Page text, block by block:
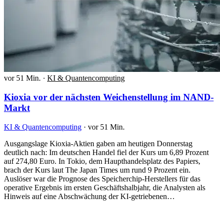
vor 51 Min. · KI & Quantencomputing
Kioxia vor der nächsten Weichenstellung im NAND-
Markt
KI & Quantencomputing · vor 51 Min.
Ausgangslage Kioxia-Aktien gaben am heutigen Donnerstag
deutlich nach: Im deutschen Handel fiel der Kurs um 6,89 Prozent
auf 274,80 Euro. In Tokio, dem Haupthandelsplatz des Papiers,
brach der Kurs laut The Japan Times um rund 9 Prozent ein.
Auslöser war die Prognose des Speicherchip-Herstellers für das
operative Ergebnis im ersten Geschäftshalbjahr, die Analysten als
Hinweis auf eine Abschwächung der KI-getriebenen…